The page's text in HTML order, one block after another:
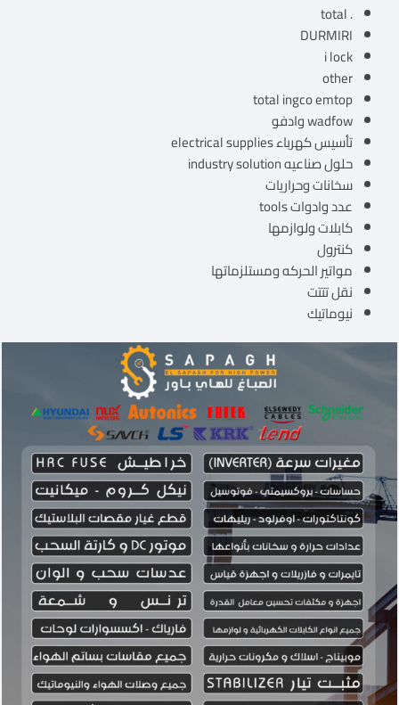
. total
DURMIRI
i lock
other
total ingco emtop
wadfow وادفو
تأسيس كهرباء electrical supplies
حلول صناعيه industry solution
سخانات وحراريات
عدد وادوات tools
كابلات ولوازمها
كنترول
مواتير الحركه ومستلزماتها
نقل تتتت
نيوماتيك